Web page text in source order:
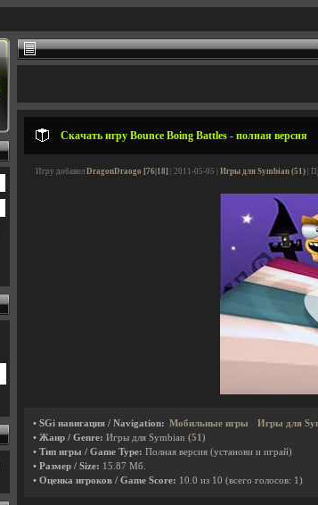
Скачать игру Bounce Boing Battles - полная версия
Игру добавил DragonDraogo [76|18] | 2011-05-05 | Игры для Symbian (51) |
• SGi навигация / Navigation: Мобильные игры Игры для
• Жанр / Genre: Игры для Symbian (51)
• Тип игры / Game Type: Полная версия (установи и играй)
• Размер / Size: 15.87 Мб.
• Оценка игроков / Game Score: 10.0 из 10 (всего голосов: 1 )